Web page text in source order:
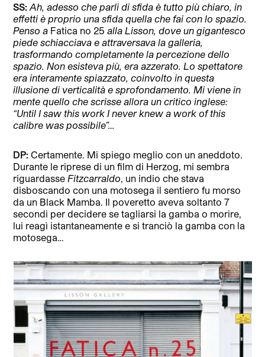
SS:Ah, adesso che parli di sfida è tutto più chiaro, in
effetti è proprio una sfida quella che fai con lo spazio.
Penso a Fatica no 25 alla Lisson, dove un gigantesco
piede schiacciava e attraversava la galleria,
trasformando completamente la percezione dello
spazio. Non esisteva più, era azzerato. Lo spettatore
era interamente spiazzato, coinvolto in questa
illusione di verticalità e sprofondamento. Mi viene in
mente quello che scrisse allora un critico inglese:
“Until I saw this work I never knew a work of this
calibre was possibile”…
DP:Certamente. Mi spiego meglio con un aneddoto.
Durante le riprese di un film di Herzog, mi sembra
riguardasse Fitzcarraldo , un indio che stava
disboscando con una motosega il sentiero fu morso
da un Black Mamba. Il poveretto aveva soltanto 7
secondi per decidere se tagliarsi la gamba o morire,
lui reagì istantaneamente e si tranciò la gamba con la
motosega…